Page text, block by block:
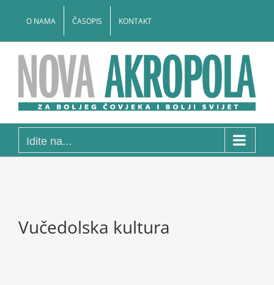
O NAMA ČASOPIS KONTAKT
Idite na...
Vučedolska kultura